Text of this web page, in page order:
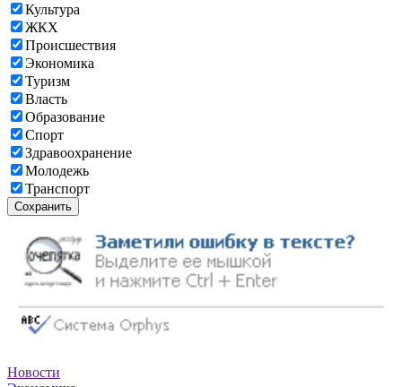
Культура
ЖКХ
Происшествия
Экономика
Туризм
Власть
Образование
Спорт
Здравоохранение
Молодежь
Транспорт
Сохранить
Новости